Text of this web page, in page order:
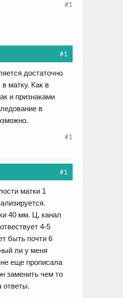
#1
#1
достаточно
матку. Как в
и признаками
в
#1
#1
матки 1
40 мм. Ц, канал
4-5
быть почти 6
ли у меня
еще прописала
заменить чем то
ответы.